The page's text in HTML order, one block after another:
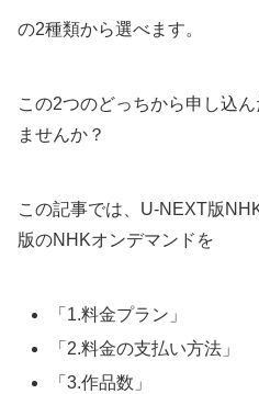
の2種類から選べます。
この2つのどっちから申し込
ませんか？
この記事では、U-NEXT版
版のNHKオンデマンドを
「1.料金プラン」
「2.料金の支払い方法」
「3.作品数」